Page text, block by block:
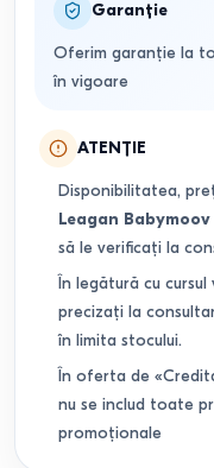
Garanție
Oferim garanție la
în vigoare
ATENȚIE
Disponibilitatea,
Leagan
să le verificați la
În legătură cu
precizați la
în limita stocului.
În oferta de
nu se includ toate
promoționale